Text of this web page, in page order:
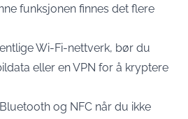
funksjonen finnes det flere
Wi-Fi-nettverk, bør du
eller en VPN for å kryptere
og NFC når du ikke